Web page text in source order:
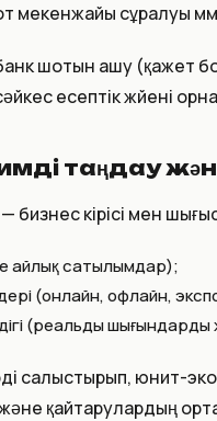
сұралуы
шотын ашу (қажет
есептік жүйені
таңдау
бизнес кірісі мен
айлық сатылымдар);
(онлайн, офлайн,
(реальды шығындарды
салыстырып, юнит-
қайтарулардың